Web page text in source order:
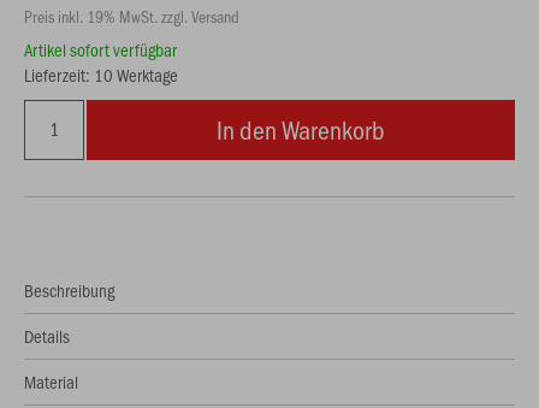
Preis inkl. 19% MwSt. zzgl. Versand
Artikel sofort verfügbar
Lieferzeit: 10 Werktage
In den Warenkorb
Beschreibung
Details
Material